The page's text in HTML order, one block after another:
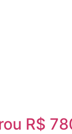
R$